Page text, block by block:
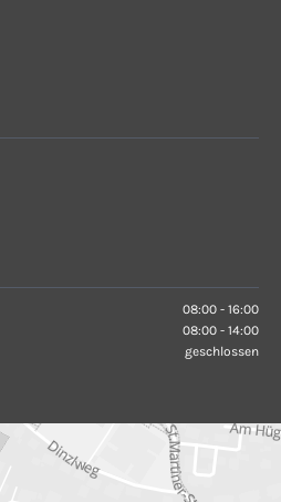
08:00 - 16:00
08:00 - 14:00
geschlossen